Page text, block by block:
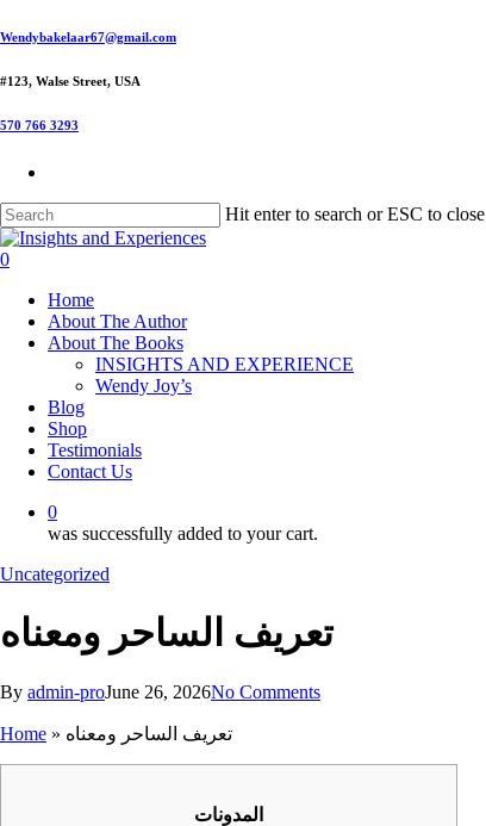
Skip
main
Wendybakelaar67@gmail.com
#123, Walse Street, USA
570 766 3293
Hit enter to search or ESC to close
Close
Search
0
Home
About The Author
About The Books
INSIGHTS AND EXPERIENCE
Wendy Joy’s
Blog
Shop
Testimonials
Contact Us
0
was successfully added to your cart.
Uncategorized
تعريف الساحر ومعناه
By admin-proJune 26, 2026No Comments
Home » تعريف الساحر ومعناه
المدونات